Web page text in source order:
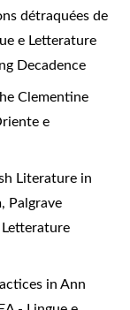
détraquées de
e Letterature
Decadence
Clementine
e
Literature in
Palgrave
Letterature
in Ann